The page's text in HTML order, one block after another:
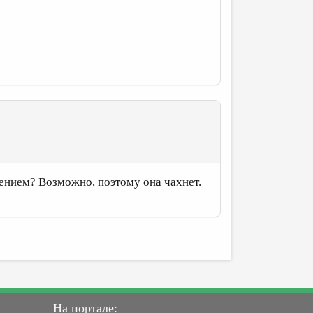
Возможно, поэтому она чахнет.
На портале: